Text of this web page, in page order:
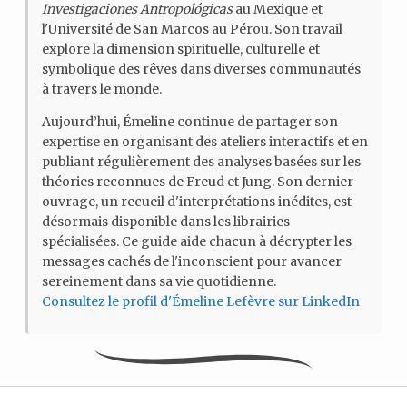
Investigaciones Antropológicasau Mexique et
l'Université de San Marcos au Pérou. Son travail
explore la dimension spirituelle, culturelle et
symbolique des rêves dans diverses communautés
à travers le monde.
Aujourd’hui, Émeline continue de partager son
expertise en organisant des ateliers interactifs et en
publiant régulièrement des analyses basées sur les
théories reconnues de Freud et Jung. Son dernier
ouvrage, un recueil d'interprétations inédites, est
désormais disponible dans les librairies
spécialisées. Ce guide aide chacun à décrypter les
messages cachés de l'inconscient pour avancer
sereinement dans sa vie quotidienne.
Consultez le profil d'Émeline Lefèvre sur LinkedIn